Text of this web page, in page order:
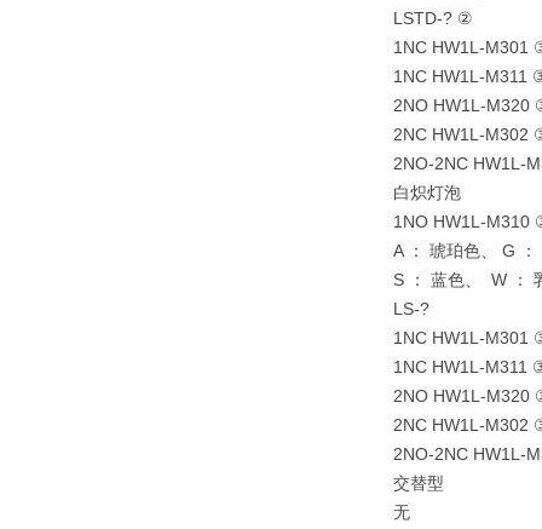
LSTD-? ②
1NC HW1L-
1NC HW1L-M311
2NO HW1L-
2NC HW1L-
2NO-2NC HW1L-
白炽灯泡
1NO HW1L-
A ： 琥珀色、 G
S ： 蓝色、 W ：
LS-?
1NC HW1L-
1NC HW1L-M311
2NO HW1L-
2NC HW1L-
2NO-2NC HW1L-
交替型
无